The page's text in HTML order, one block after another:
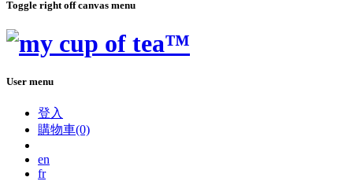
Toggle right off canvas menu
User menu
登入
購物車(0)
en
fr